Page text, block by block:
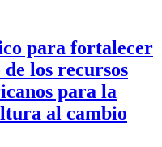
para fortalecer
los recursos
para la
al cambio